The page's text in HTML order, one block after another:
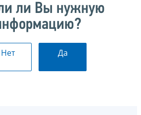
ли Вы нужную
Нет Да